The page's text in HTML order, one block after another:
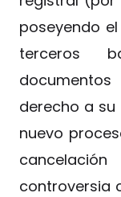
poseyendo
terceros
derecho a
nuevo
controversia